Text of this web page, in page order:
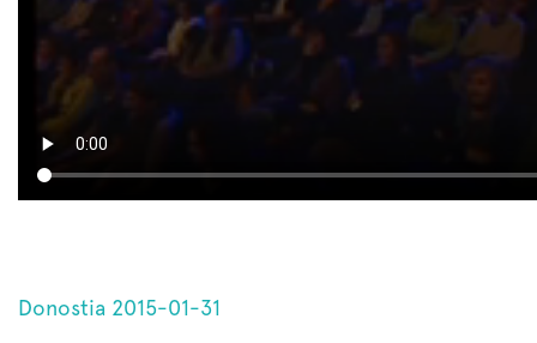
Donostia 2015-01-31